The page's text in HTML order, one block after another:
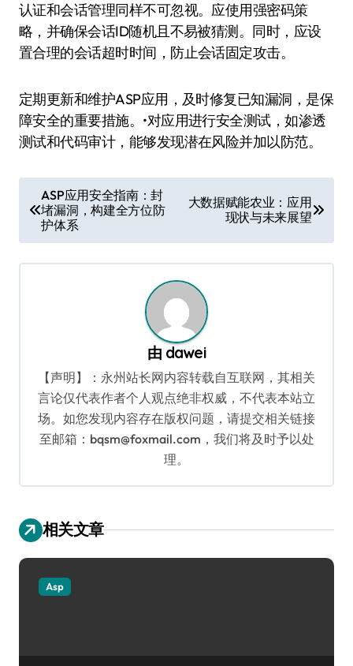
认证和会话管理同样不可忽视。应使用强密码策
略，并确保会话ID随机且不易被猜测。同时，应设
置合理的会话超时时间，防止会话固定攻击。
定期更新和维护ASP应用，及时修复已知漏洞，是保
障安全的重要措施。•对应用进行安全测试，如渗透
测试和代码审计，能够发现潜在风险并加以防范。
章
导
航
ASP应用安全指南：封
堵漏洞，构建全方位防
护体系
大数据赋能农业：应用
现状与未来展望
由 dawei
【声明】：永州站长网内容转载自互联网，其相关
言论仅代表作者个人观点绝非权威，不代表本站立
场。如您发现内容存在版权问题，请提交相关链接
至邮箱：bqsm@foxmail.com，我们将及时予以处
理。
相关文章
Asp